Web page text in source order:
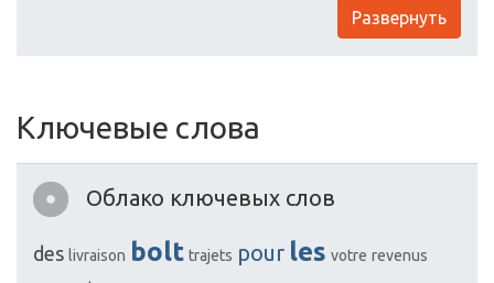
Развернуть
Ключевые слова
Облако ключевых слов
des livraison bolt trajets pour les votre revenus